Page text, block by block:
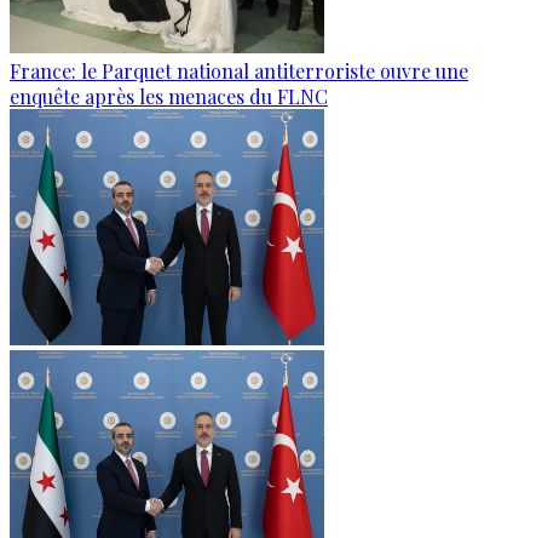
France: le Parquet national antiterroriste ouvre une
enquête après les menaces du FLNC